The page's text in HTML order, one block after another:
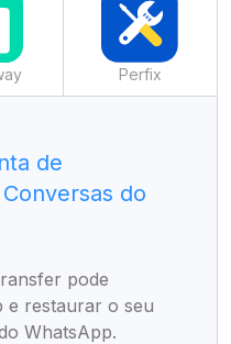
Perfix
de
do
pode
restaurar o seu
WhatsApp.